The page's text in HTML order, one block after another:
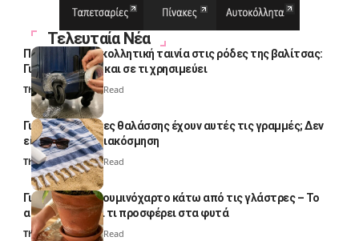
Τελευταία Νέα
Πολλοί βάζουν κολλητική ταινία στις ρόδες της βαλίτσας:
Γιατί το κάνουν και σε τι χρησιμεύει
Thali Ombre4 Min Read
Γιατί οι πετσέτες θαλάσσης έχουν αυτές τις γραμμές; Δεν
είναι μόνο για διακόσμηση
Thali Ombre5 Min Read
Γιατί βάζουν αλουμινόχαρτο κάτω από τις γλάστρες – Το
απλό κόλπο και τι προσφέρει στα φυτά
Thali Ombre4 Min Read